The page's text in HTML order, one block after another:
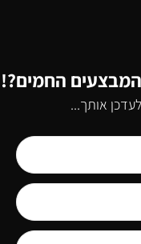
המבצעים החמים?!
אותך...